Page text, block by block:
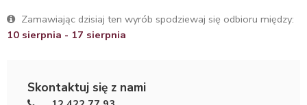
Zamawiając dzisiaj ten wyrób spodziewaj się odbioru między:
10 sierpnia - 17 sierpnia
Skontaktuj się z nami